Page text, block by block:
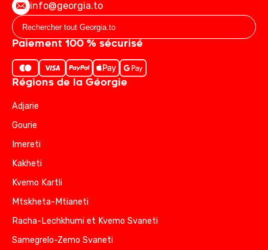
info@georgia.to
Paiement 100 % sécurisé
Régions de la Géorgie
Adjarie
Gourie
Imereti
Kakheti
Kvemo Kartli
Mtskheta-Mtianeti
Racha-Lechkhumi et Kvemo Svaneti
Samegrelo-Zemo Svaneti